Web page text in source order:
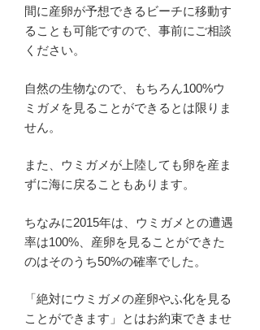
間に産卵が予想できるビーチに移動す
ることも可能ですので、事前にご相談
ください。
自然の生物なので、もちろん100%ウ
ミガメを見ることができるとは限りま
せん。
また、ウミガメが上陸しても卵を産ま
ずに海に戻ることもあります。
ちなみに2015年は、ウミガメとの遭遇
率は100%、産卵を見ることができた
のはそのうち50%の確率でした。
「絶対にウミガメの産卵やふ化を見る
ことができます」とはお約束できませ